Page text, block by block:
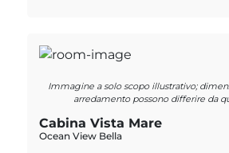
Immagine a solo scopo illustrativo;
arredamento possono differire da
Cabina Vista Mare
Ocean View Bella